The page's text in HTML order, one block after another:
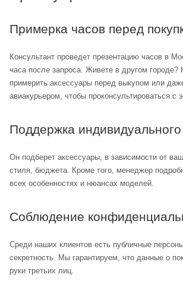
Примерка часов перед
Консультант проведет презентацию часов в
часа после запроса. Живете в другом
примерить аксессуары перед выкупом или
авиакурьером, чтобы проконсультироваться с
Поддержка
Он подберет аксессуары, в зависимости от
стиля, бюджета. Кроме того, менеджер
всех особенностях и нюансах моделей.
Соблюдение
Среди наших клиентов есть публичные
секретность. Мы гарантируем, что данные о
руки третьих лиц.